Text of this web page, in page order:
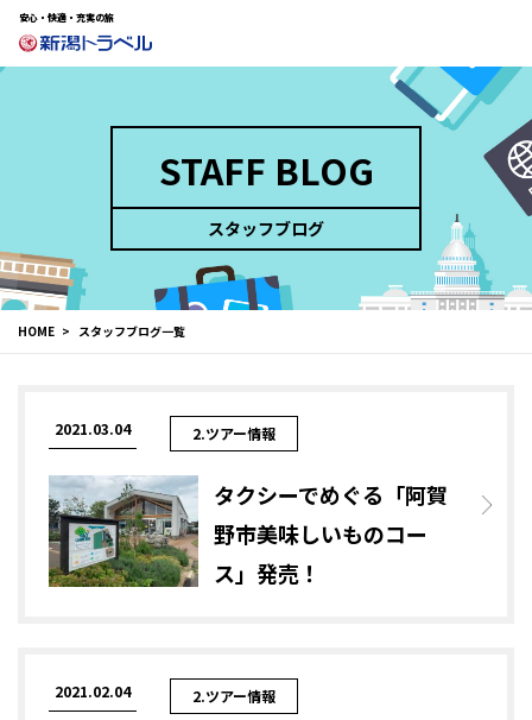
安心・快適・充実の旅
STAFF BLOG
スタッフブログ
HOME スタッフブログ一覧
2021.03.04 2.ツアー情報
タクシーでめぐる「阿賀
野市美味しいものコー
ス」発売！
2021.02.04 2.ツアー情報